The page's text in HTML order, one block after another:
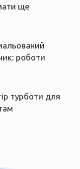
ще
роботи
турботи для